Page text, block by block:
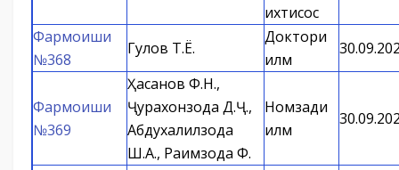
ихтисос
Фармоиши
№368
Гулов Т.Ё.
Доктори
илм
Фармоиши
№369
Ҳасанов Ф.Н.,
Ҷурахонзода Д.Ҷ.,
Абдухалилзода
Ш.А., Раимзода Ф.
Номзади
илм